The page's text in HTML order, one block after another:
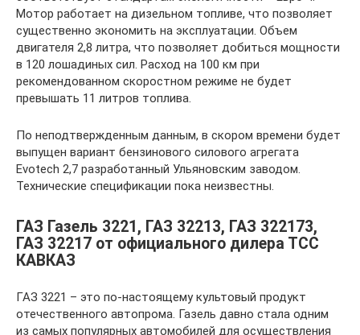
Мотор работает на дизельном топливе, что позволяет
существенно экономить на эксплуатации. Объем
двигателя 2,8 литра, что позволяет добиться мощности
в 120 лошадиных сил. Расход на 100 км при
рекомендованном скоростном режиме не будет
превышать 11 литров топлива.
По неподтвержденным данным, в скором времени будет
выпущен вариант бензинового силового агрегата
Evotech 2,7 разработанный Ульяновским заводом.
Технические спецификации пока неизвестны.
ГАЗ Газель 3221, ГАЗ 32213, ГАЗ 322173,
ГАЗ 32217 от официального дилера ТСС
КАВКАЗ
ГАЗ 3221 – это по-настоящему культовый продукт
отечественного автопрома. Газель давно стала одним
из самых популярных автомобилей для осуществления